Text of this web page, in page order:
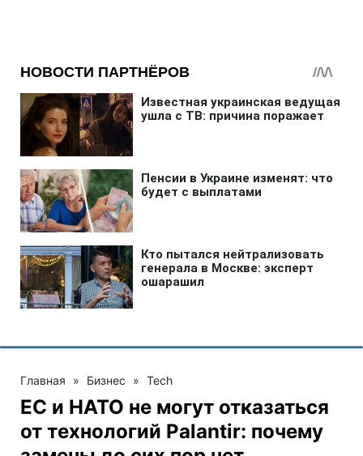
Главная » Бизнес » Tech
ЕС и НАТО не могут отказаться
от технологий Palantir: почему